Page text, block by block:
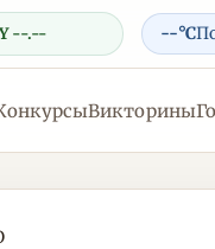
--.-- --°C
Викторины